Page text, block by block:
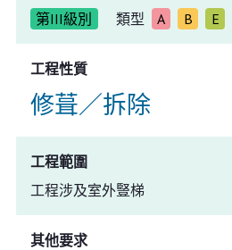
第III級別
類型 A B E
工程性質
修葺／拆除
工程範圍
工程涉及室外豎梯
其他要求